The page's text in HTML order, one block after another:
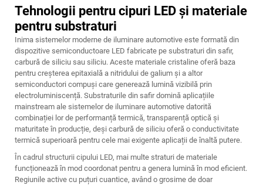
Tehnologii pentru cipuri LED și materiale
pentru substraturi
Inima sistemelor moderne de iluminare automotive este formată din
dispozitive semiconductoare LED fabricate pe substraturi din safir,
carbură de siliciu sau siliciu. Aceste materiale cristaline oferă baza
pentru creșterea epitaxială a nitridului de galium și a altor
semiconductori compuși care generează lumină vizibilă prin
electroluminiscență. Substraturile din safir domină aplicațiile
mainstream ale sistemelor de iluminare automotive datorită
combinației lor de performanță termică, transparență optică și
maturitate în producție, deși carbură de siliciu oferă o conductivitate
termică superioară pentru cele mai exigente aplicații de înaltă putere.
În cadrul structurii cipului LED, mai multe straturi de materiale
funcționează în mod coordonat pentru a genera lumină în mod eficient.
Regiunile active cu puțuri cuantice, având o grosime de doar